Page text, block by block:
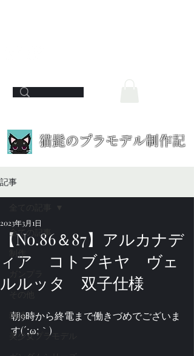
​猫髭のプラモデル制作記
記事
全ての記事
その他
雑談
美少女プラモデル
【No.86＆87】アルカナデ
ィア コトブキヤ ヴェ
ルルッタ 双子仕様
2023年3月1日
朝9時から終電まで働きづめでございま
す(´;ω;｀)